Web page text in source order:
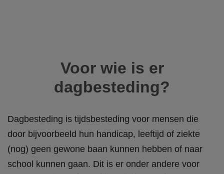
Voor wie is er
dagbesteding?
Dagbesteding is tijdsbesteding voor mensen die
door bijvoorbeeld hun handicap, leeftijd of ziekte
(nog) geen gewone baan kunnen hebben of naar
school kunnen gaan. Dit is er onder andere voor